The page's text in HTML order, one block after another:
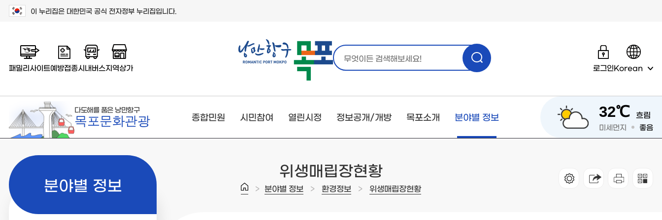
이 누리집은 대한민국 공식 전자정부 누리집입니다.
패밀리사이트예방접종시내버스지역상가 로그인Korean
다도해를 품은 낭만항구
목포문화관광 종합민원 시민참여 열린시정 정보공개/개방 목포소개 분야별 정보 32℃ 흐림
미세먼지 좋음
위생매립장현황
> 분야별 정보 > 환경정보 > 위생매립장현황
분야별 정보